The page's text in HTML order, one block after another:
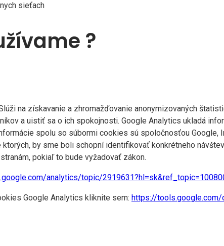
sieťach
?
na získavanie a zhromažďovanie anonymizovaných
a uistiť sa o ich spokojnosti. Google Analytics ukladá
spolu so súbormi cookies sú spoločnosťou Google,
by sme boli schopní identifikovať konkrétneho
pokiaľ to bude vyžadovať zákon.
analytics/topic/
Google Analytics kliknite sem: https://